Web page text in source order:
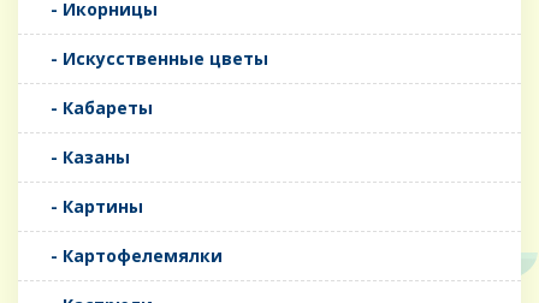
- Икорницы
- Искусственные цветы
- Кабареты
- Казаны
- Картины
- Картофелемялки